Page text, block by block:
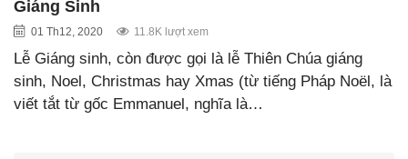
Giáng Sinh
01 Th12, 2020 11.8K lượt xem
Lễ Giáng sinh, còn được gọi là lễ Thiên Chúa giáng
sinh, Noel, Christmas hay Xmas (từ tiếng Pháp Noël, là
viết tắt từ gốc Emmanuel, nghĩa là…